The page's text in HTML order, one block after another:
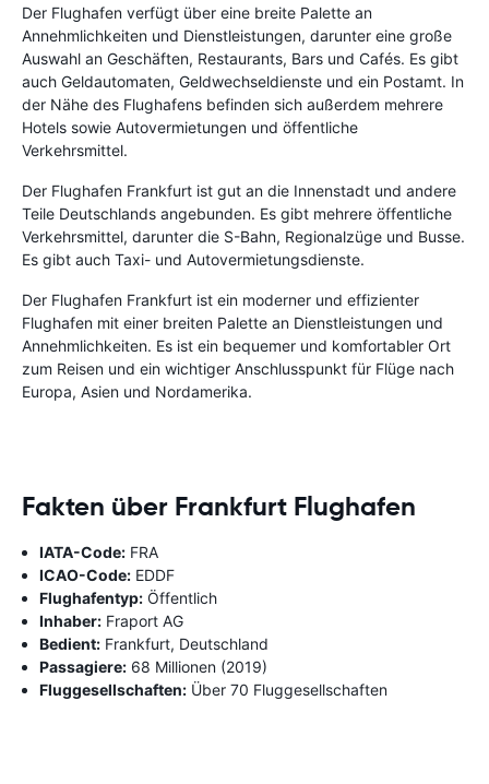
Der Flughafen verfügt über eine breite Palette an
Annehmlichkeiten und Dienstleistungen, darunter eine große
Auswahl an Geschäften, Restaurants, Bars und Cafés. Es gibt
auch Geldautomaten, Geldwechseldienste und ein Postamt. In
der Nähe des Flughafens befinden sich außerdem mehrere
Hotels sowie Autovermietungen und öffentliche
Verkehrsmittel.
Der Flughafen Frankfurt ist gut an die Innenstadt und andere
Teile Deutschlands angebunden. Es gibt mehrere öffentliche
Verkehrsmittel, darunter die S-Bahn, Regionalzüge und Busse.
Es gibt auch Taxi- und Autovermietungsdienste.
Der Flughafen Frankfurt ist ein moderner und effizienter
Flughafen mit einer breiten Palette an Dienstleistungen und
Annehmlichkeiten. Es ist ein bequemer und komfortabler Ort
zum Reisen und ein wichtiger Anschlusspunkt für Flüge nach
Europa, Asien und Nordamerika.
Fakten über Frankfurt Flughafen
IATA-Code: FRA
ICAO-Code: EDDF
Flughafentyp: Öffentlich
Inhaber: Fraport AG
Bedient: Frankfurt, Deutschland
Passagiere: 68 Millionen (2019)
Fluggesellschaften: Über 70 Fluggesellschaften